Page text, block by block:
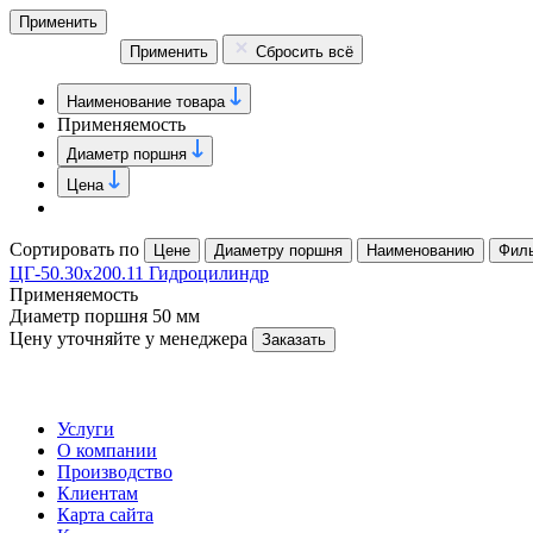
Применить
Применить
Сбросить всё
Наименование товара
Применяемость
Диаметр поршня
Цена
Сортировать по Цене Диаметру поршня Наименованию
ЦГ-50.30х200.11 Гидроцилиндр
Применяемость
Диаметр поршня 50 мм
Цену уточняйте у менеджера
Заказать
Услуги
О компании
Производство
Клиентам
Карта сайта